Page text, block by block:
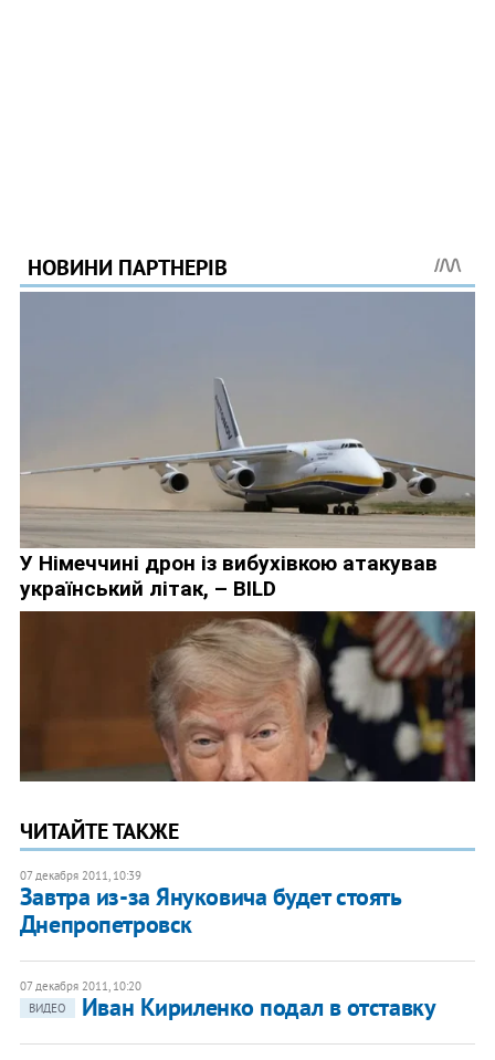
ЧИТАЙТЕ ТАКЖЕ
07 декабря 2011, 10:39
​Завтра из-за Януковича будет стоять
Днепропетровск
07 декабря 2011, 10:20
ВИДЕО
​Иван Кириленко подал в отставку